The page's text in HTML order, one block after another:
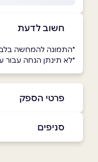
חשוב לדעת
*התמונה להמחשה
*לא תינתן הנחה
פרטי הספק
סניפים